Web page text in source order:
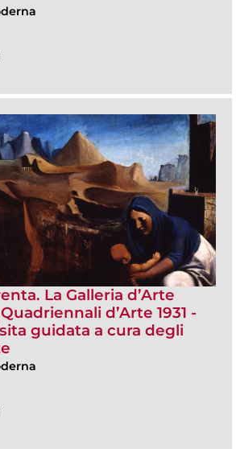
La Galleria d’Arte
d’Arte 1931 -
guidata a cura degli